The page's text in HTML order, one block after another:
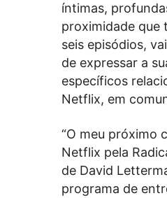
íntimas,
proximidade que
seis episódios,
de expressar a
específicos
Netflix, em
“O meu próximo
Netflix pela
de David
programa de